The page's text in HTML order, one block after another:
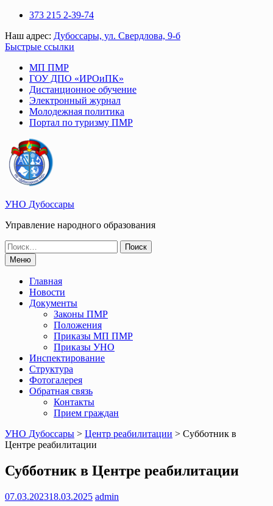
Перейти
содержимому
373 215 2-39-74
Наш адрес: Дубоссары, ул. Свердлова, 9-б
Быстрые ссылки
МП ПМР
ГОУ ДПО «ИРОиПК»
Дистанционное обучение
Электронный журнал
Молодежная политика
Портал по туризму ПМР
УНО Дубоссары
Управление народного образования
Поиск
по:Меню
Главная
Новости
Документы
Законы ПМР
Положения
Приказы МП ПМР
Приказы УНО
Инспектирование
Структура
Фотогалерея
Обратная связь
Контакты
Прием граждан
УНО Дубоссары > Центр реабилитации > Субботник в
Центре реабилитации
Субботник в Центре реабилитации
07.03.202318.03.2025 admin